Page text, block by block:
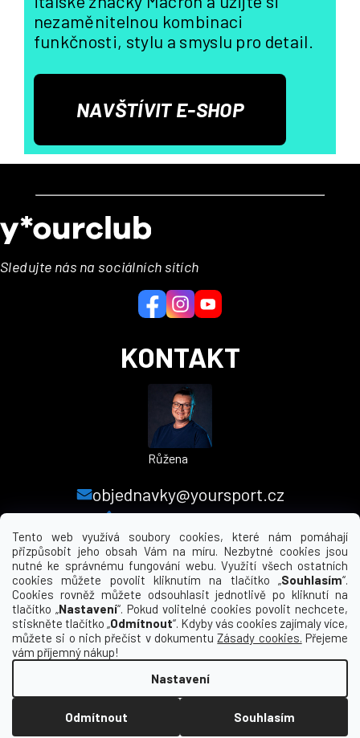
Tento web využívá soubory cookies, které nám pomáhají
přizpůsobit jeho obsah Vám na míru. Nezbytné cookies jsou
nutné ke správnému fungování webu. Využití všech ostatních
cookies můžete povolit kliknutím na tlačítko „Souhlasím“.
Cookies rovněž můžete odsouhlasit jednotlivě po kliknutí na
tlačítko „Nastavení“. Pokud volitelné cookies povolit nechcete,
stiskněte tlačítko „Odmítnout“. Kdyby vás cookies zajímaly více,
můžete si o nich přečíst v dokumentuZásady cookies. Přejeme
vám příjemný nákup!
Nastavení
Odmítnout Souhlasím
nezaměnitelnou kombinaci
funkčnosti, stylu a smyslu pro detail.
NAVŠTÍVIT E-SHOP
á
p
a
Sledujte nás na sociálních sítích
KONTAKT
Růžena
objednavky@yoursport.cz
+420 224 250 000
MENU
INFORMACE PRO VÁS
KDE NÁS NAJDETE
Vytvořil Shoptet
Copyright 2026
. Všechna práva